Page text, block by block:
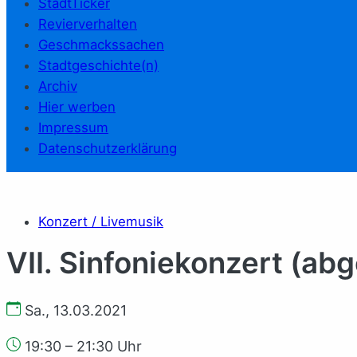
StadtTicker
Revierverhalten
Geschmackssachen
Stadtgeschichte(n)
Archiv
Hier werben
Impressum
Datenschutzerklärung
Konzert / Livemusik
VII. Sinfoniekonzert
Sa., 13.03.2021
19:30 – 21:30 Uhr